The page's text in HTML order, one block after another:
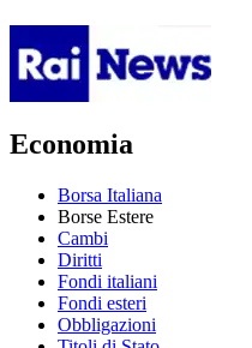
Economia
Borsa Italiana
Borse Estere
Cambi
Diritti
Fondi italiani
Fondi esteri
Obbligazioni